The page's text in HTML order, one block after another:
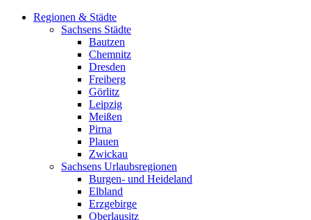
Regionen & Städte
Sachsens Städte
Bautzen
Chemnitz
Dresden
Freiberg
Görlitz
Leipzig
Meißen
Pirna
Plauen
Zwickau
Sachsens Urlaubsregionen
Burgen- und Heideland
Elbland
Erzgebirge
Oberlausitz